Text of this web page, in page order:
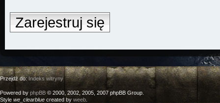
Zarejestruj się
Przejdź do:Indeks witryny
Powered by phpBB © 2000, 2002, 2005, 2007 phpBB Group.
Style we_clearblue created by weeb